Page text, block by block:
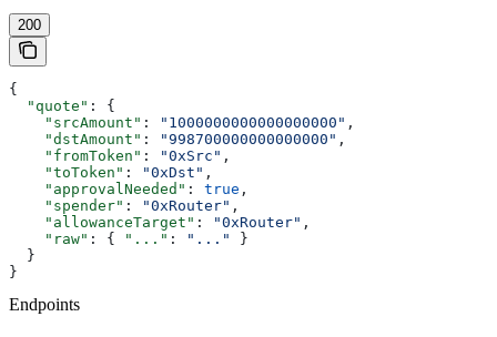
200
{
  "quote"
: {
    "srcAmount"
: "1000000000000000000" ,
    "dstAmount"
: "998700000000000000" ,
    "fromToken"
: "0xSrc" ,
    "toToken"
: "0xDst" ,
    "approvalNeeded"
: true ,
    "spender"
: "0xRouter" ,
    "allowanceTarget"
: "0xRouter" ,
    "raw"
: { "..." : "..."
}
  }
}
Endpoints